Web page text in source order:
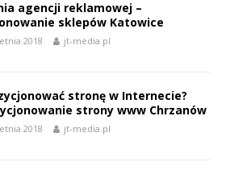
agencji reklamowej –
sklepów Katowice
2018 jt-media.pl
stronę w Internecie?
strony www Chrzanów
2018 jt-media.pl